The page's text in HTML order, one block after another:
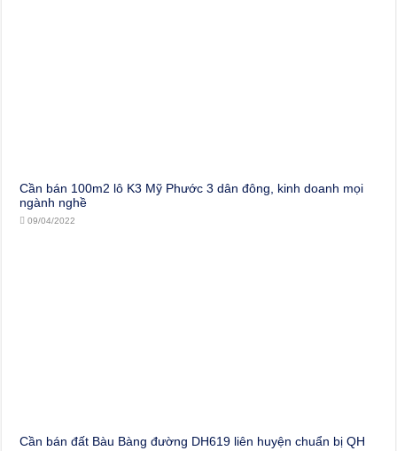
Cần bán 100m2 lô K3 Mỹ Phước 3 dân đông, kinh doanh mọi
ngành nghề
09/04/2022
Cần bán đất Bàu Bàng đường DH619 liên huyện chuẩn bị QH